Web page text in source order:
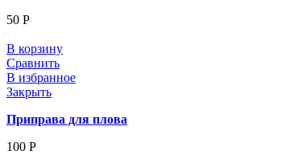
50 Р
В корзину
Сравнить
В избранное
Закрыть
Приправа для плова
100 Р